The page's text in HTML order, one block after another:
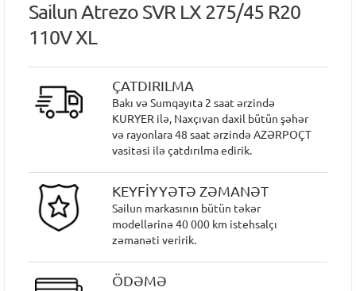
Sailun Atrezo SVR LX 275/45 R20
110V XL
ÇATDIRILMA
Bakı və Sumqayıta 2 saat ərzində
KURYER ilə, Naxçıvan daxil bütün şəhər
və rayonlara 48 saat ərzində AZƏRPOÇT
vasitəsi ilə çatdırılma edirik.
KEYFİYYƏTƏ ZƏMANƏT
Sailun markasının bütün təkər
modellərinə 40 000 km istehsalçı
zəmanəti veririk.
ÖDƏMƏ